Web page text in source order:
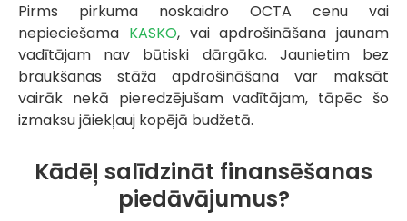
Pirms pirkuma noskaidro OCTA cenu vai
nepieciešama KASKO, vai apdrošināšana jaunam
vadītājam nav būtiski dārgāka. Jaunietim bez
braukšanas stāža apdrošināšana var maksāt
vairāk nekā pieredzējušam vadītājam, tāpēc šo
izmaksu jāiekļauj kopējā budžetā.
Kādēļ salīdzināt finansēšanas
piedāvājumus?